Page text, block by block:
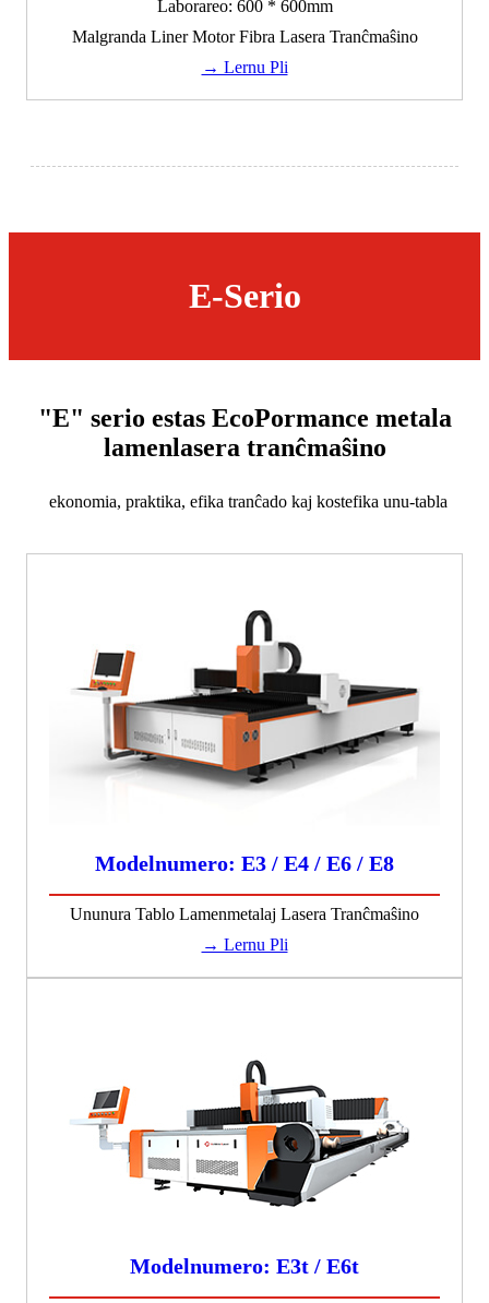
Laborareo: 600 * 600mm
Malgranda Liner Motor Fibra Lasera Tranĉmaŝino
→ Lernu Pli
E-Serio
"E" serio estas EcoPormance metala
lamenlasera tranĉmaŝino
ekonomia, praktika, efika tranĉado kaj kostefika unu-tabla
Modelnumero: E3 / E4 / E6 / E8
Ununura Tablo Lamenmetalaj Lasera Tranĉmaŝino
→ Lernu Pli
Modelnumero: E3t / E6t